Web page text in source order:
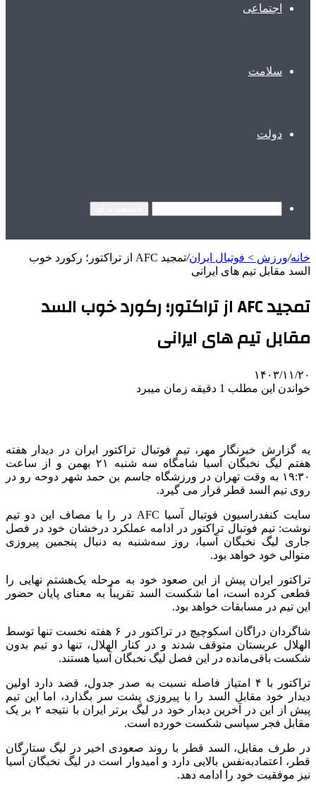
اجتماعی
سلامت
دولت
خانه/ورزش > فوتبال ایران/
تمجید AFC از تراکتور؛ رکورد خوب
السد مقابل تیم های ایرانی
تمجید AFC از تراکتور؛ رکورد خوب السد
مقابل تیم های ایرانی
۱۴۰۳/۱۱/۲۰
خواندن این مطلب 1 دقیقه زمان میبرد
یه گزارش خبرنگار مهر، تیم فوتبال تراکتور ایران در دیدار هفته
هفتم لیگ نخبگان آسیا شامگاه سه شنبه ۲۱ بهمن و از ساعت
۱۹:۳۰ به وقت تهران در ورزشگاه جاسم بن حمد شهر دوحه رو در
روی تیم السد قطر قرار می گیرد.
سایت کنفدراسیون فوتبال آسیا AFC در را با مصاف این دو تیم
نوشت: تیم فوتبال تراکتور در ادامه عملکرد درخشان خود در فصل
جاری لیگ نخبگان آسیا، روز سه‌شنبه به دنبال پنجمین پیروزی
متوالی خود خواهد بود.
تراکتور ایران پیش از این صعود خود به مرحله یک‌هشتم نهایی را
قطعی کرده است، اما شکست السد تقریباً به معنای پایان حضور
این تیم در مسابقات خواهد بود.
شاگردان دراگان اسکوچیچ در تراکتور در ۶ هفته نخست تنها توسط
الهلال عربستان متوقف شدند و در کنار الهلال، تنها دو تیم بدون
شکست باقی‌مانده در این فصل لیگ نخبگان آسیا هستند.
تراکتور با ۴ امتیاز فاصله نسبت به صدر جدول، قصد دارد اولین
دیدار خود مقابل السد را با پیروزی پشت سر بگذارد، اما این تیم
پیش از این در آخرین دیدار خود در لیگ برتر ایران با نتیجه ۲ بر یک
مقابل فجر سپاسی شکست خورده است.
در طرف مقابل، السد قطر با روند صعودی اخیر در لیگ ستارگان
قطر، اعتمادبه‌نفس بالایی دارد و امیدوار است در لیگ نخبگان آسیا
نیز موفقیت خود را ادامه دهد.